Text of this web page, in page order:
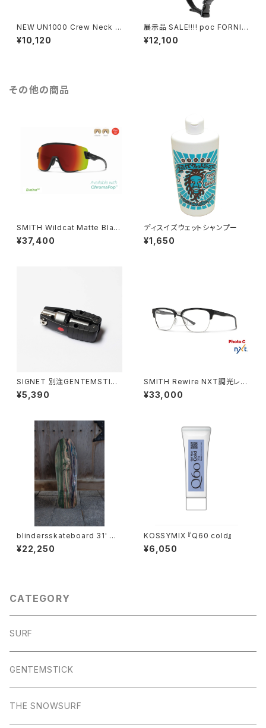
NEW UN1000 Crew Neck U
nderwear 送料無料
¥10,120
展示品 SALE!!!! poc FORNIX
Actinium pink ¥24200 → ¥1
2100 送料無料
¥12,100
その他の商品
SMITH Wildcat Matte Blac
k（CP Red Mirror）送料無料
¥37,400
ディスイズウェットシャンプー
¥1,650
SIGNET 別注GENTEMSTICK
マルチアングルミニラチェット
¥5,390
SMITH Rewire NXT調光レン
ズ 送料無料
¥33,000
blindersskateboard 31' 送
料無料
¥22,250
KOSSYMIX 『Q60 cold』
¥6,050
CATEGORY
SURF
GENTEMSTICK
THE SNOWSURF